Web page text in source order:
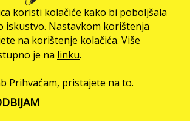
om prodaje dobara na daljinu unutar EU
i prodaje osobnih automobila
PDV-a radi dobivanja PDV
od 1.1.2014.)
koristi kolačiće kako bi poboljšala
iskustvo. Nastavkom korištenja
na korištenje kolačića. Više
je na linku.
Prihvaćam, pristajete na to.